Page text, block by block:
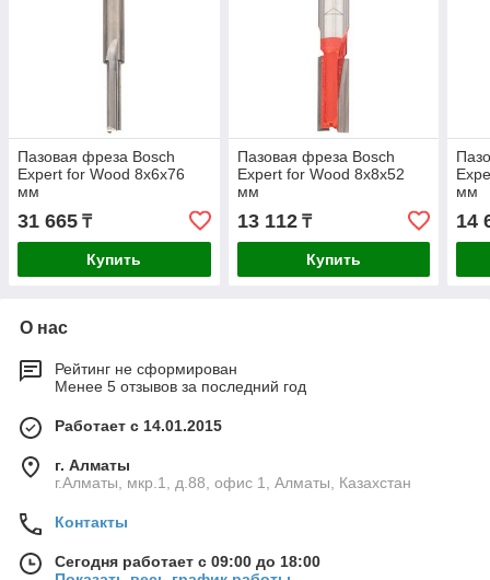
Пазовая фреза Bosch
Expert for Wood 8x6x76
мм
31 665 ₸
Купить
Пазовая фреза Bosch
Expert for Wood 8x8x52
мм
13 112₸
Купить
мм
14
О нас
Рейтинг не сформирован
Менее 5 отзывов за последний год
Работает с 14.01.2015
г. Алматы
г.Алматы, мкр.1, д.88, офис 1, Алматы, Казахстан
Контакты
Сегодня работает с 09:00 до 18:00